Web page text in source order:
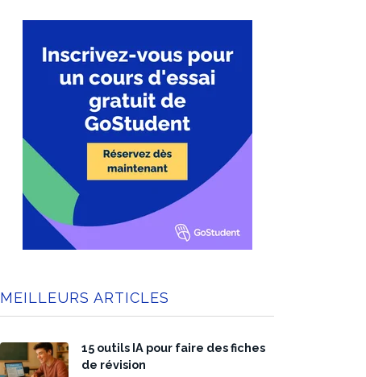
MEILLEURS ARTICLES
15 outils IA pour faire des fiches
de révision